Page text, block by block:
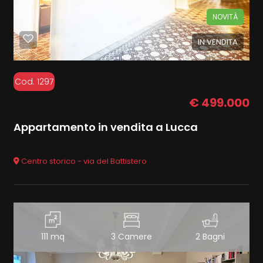
IN VENDITA
NOVITÀ
Cod. 1297
€ 499.000
Appartamento in vendita a Lucca
Centro storico - via del Battistero
111 mq 3 Camere 2 Bagni